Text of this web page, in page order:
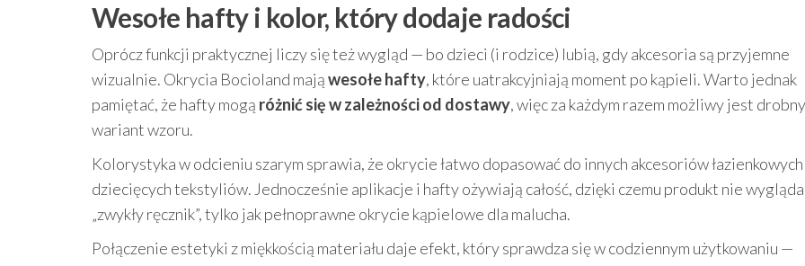
Wesołe hafty i kolor, który dodaje radości
Oprócz funkcji praktycznej liczy się też wygląd — bo dzieci (i rodzice) lubią, gdy akcesoria są przyjemne
wizualnie. Okrycia Bocioland mająwesołe hafty, które uatrakcyjniają moment po kąpieli. Warto jednak
pamiętać, że hafty mogą różnić się w zależności od dostawy, więc za każdym razem możliwy jest drobny
wariant wzoru.
Kolorystyka w odcieniu szarym sprawia, że okrycie łatwo dopasować do innych akcesoriów łazienkowych
dziecięcych tekstyliów. Jednocześnie aplikacje i hafty ożywiają całość, dzięki czemu produkt nie
„zwykły ręcznik”, tylko jak pełnoprawne okrycie kąpielowe dla malucha.
Połączenie estetyki z miękkością materiału daje efekt, który sprawdza się w codziennym użytkowaniu —